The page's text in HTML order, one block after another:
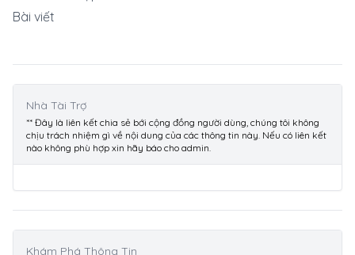
Bài viết
Nhà Tài Trợ
** Đây là liên kết chia sẻ bới cộng đồng người dùng, chúng tôi không
chịu trách nhiệm gì về nội dung của các thông tin này. Nếu có liên kết
nào không phù hợp xin hãy báo cho admin.
Khám Phá Thông Tin